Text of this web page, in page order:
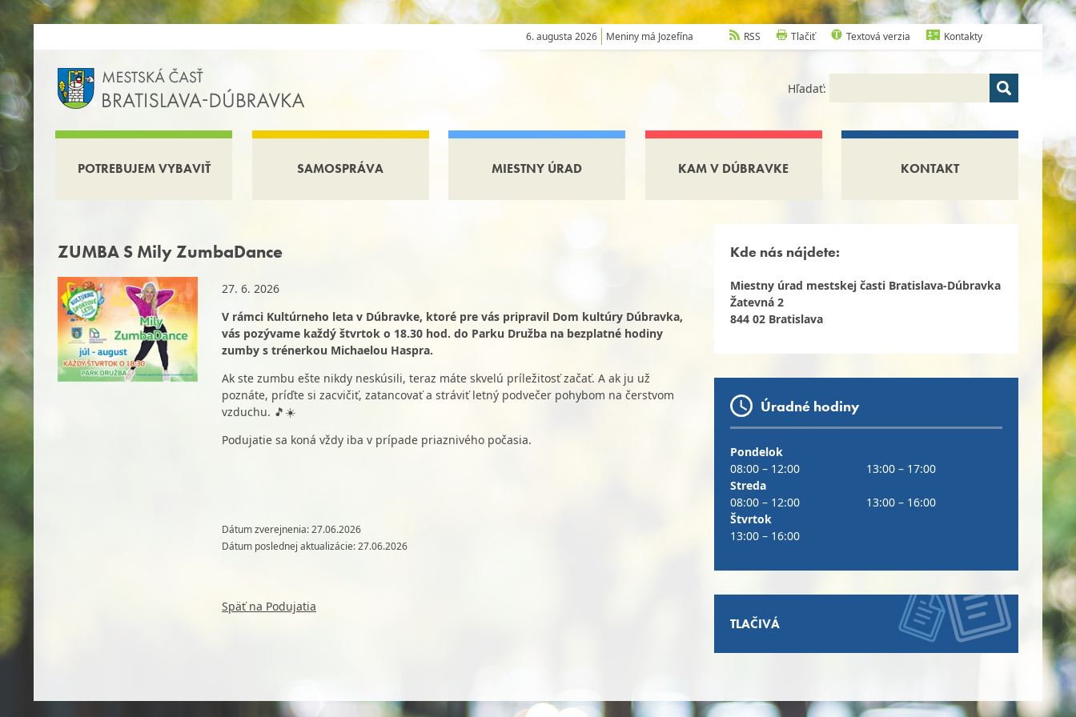
6. augusta 2026 Meniny má Jozefína RSS Tlačiť Textová verzia Kontakty
Hľadať:
POTREBUJEM VYBAVIŤ SAMOSPRÁVA MIESTNY ÚRAD KAM V DÚBRAVKE KONTAKT
ZUMBA S Mily ZumbaDance
27. 6. 2026
V rámci Kultúrneho leta v Dúbravke, ktoré pre vás pripravil Dom kultúry Dúbravka,
vás pozývame každý štvrtok o 18.30 hod. do Parku Družba na bezplatné hodiny
zumby s trénerkou Michaelou Haspra.
Ak ste zumbu ešte nikdy neskúsili, teraz máte skvelú príležitosť začať. A ak ju už
poznáte, príďte si zacvičiť, zatancovať a stráviť letný podvečer pohybom na čerstvom
vzduchu. 🎵☀️
Podujatie sa koná vždy iba v prípade priaznivého počasia.
Dátum zverejnenia: 27.06.2026
Dátum poslednej aktualizácie: 27.06.2026
Späť na Podujatia
Kde nás nájdete:
Miestny úrad mestskej časti Bratislava-Dúbravka
Žatevná 2
844 02 Bratislava
Úradné hodiny
Pondelok
08:00 – 12:00
13:00 – 17:00
Streda
08:00 – 12:00
13:00 – 16:00
Štvrtok
13:00 – 16:00
TLAČIVÁ